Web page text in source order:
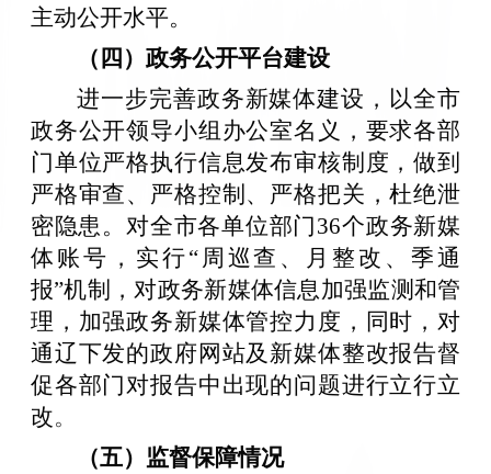
主动公开水平。
（四） 政务公开平台建设
进一步完善政务新媒体建设，以全市
政务公开领导小组办公室名义，要求各部
门单位严格执行信息发布审核制度，做到
严格审查、严格控制、严格把关，杜绝泄
密隐患。对全市各单位部门36个政务新媒
体账号，实行“周巡查、月整改、季通
报”机制，对政务新媒体信息加强监测和管
理，加强政务新媒体管控力度，同时，对
通辽下发的政府网站及新媒体整改报告督
促各部门对报告中出现的问题进行立行立
改。
（五） 监督保障情况